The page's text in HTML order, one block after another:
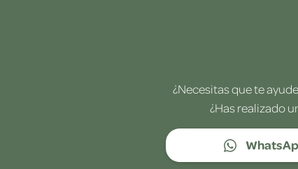
¿Necesitas que te
¿Has realizado